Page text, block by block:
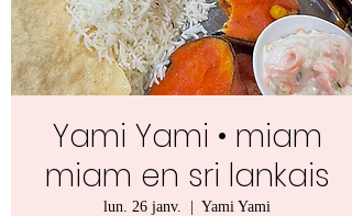
Yami Yami • miam
miam en sri lankais
lun. 26 janv.
  |
Yami Yami